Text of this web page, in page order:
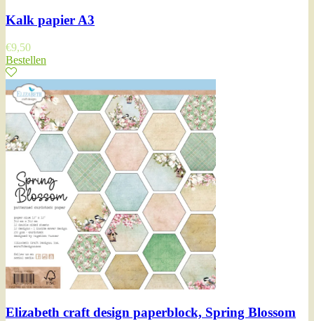
Kalk papier A3
€9,50
Bestellen
Elizabeth craft design paperblock, Spring Blossom